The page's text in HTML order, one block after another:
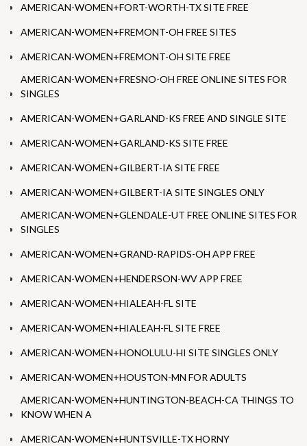
AMERICAN-WOMEN+FORT-WORTH-TX SITE FREE
AMERICAN-WOMEN+FREMONT-OH FREE SITES
AMERICAN-WOMEN+FREMONT-OH SITE FREE
AMERICAN-WOMEN+FRESNO-OH FREE ONLINE SITES FOR
SINGLES
AMERICAN-WOMEN+GARLAND-KS FREE AND SINGLE SITE
AMERICAN-WOMEN+GARLAND-KS SITE FREE
AMERICAN-WOMEN+GILBERT-IA SITE FREE
AMERICAN-WOMEN+GILBERT-IA SITE SINGLES ONLY
AMERICAN-WOMEN+GLENDALE-UT FREE ONLINE SITES FOR
SINGLES
AMERICAN-WOMEN+GRAND-RAPIDS-OH APP FREE
AMERICAN-WOMEN+HENDERSON-WV APP FREE
AMERICAN-WOMEN+HIALEAH-FL SITE
AMERICAN-WOMEN+HIALEAH-FL SITE FREE
AMERICAN-WOMEN+HONOLULU-HI SITE SINGLES ONLY
AMERICAN-WOMEN+HOUSTON-MN FOR ADULTS
AMERICAN-WOMEN+HUNTINGTON-BEACH-CA THINGS TO
KNOW WHEN A
AMERICAN-WOMEN+HUNTSVILLE-TX HORNY